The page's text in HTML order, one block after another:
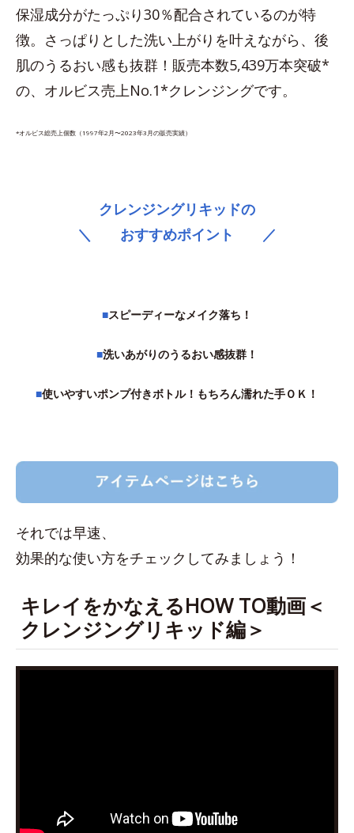
保湿成分がたっぷり30％配合されているのが特
徴。さっぱりとした洗い上がりを叶えながら、後
肌のうるおい感も抜群！販売本数5,439万本突破*
の、オルビス売上No.1*クレンジングです。
*オルビス総売上個数（1997年2月〜2023年3月の販売実績）
クレンジングリキッドの
＼ おすすめポイント ／
■スピーディーなメイク落ち！
■洗いあがりのうるおい感抜群！
■使いやすいポンプ付きボトル！もちろん濡れた手ＯＫ！
それでは早速、
効果的な使い方をチェックしてみましょう！
キレイをかなえるHOW TO動画＜
クレンジングリキッド編＞